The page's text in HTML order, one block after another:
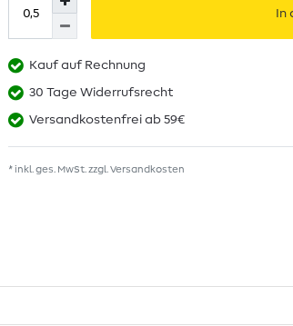
In
Kauf auf Rechnung
30 Tage Widerrufsrecht
Versandkostenfrei ab 59€
* inkl. ges. MwSt. zzgl.Versandkosten